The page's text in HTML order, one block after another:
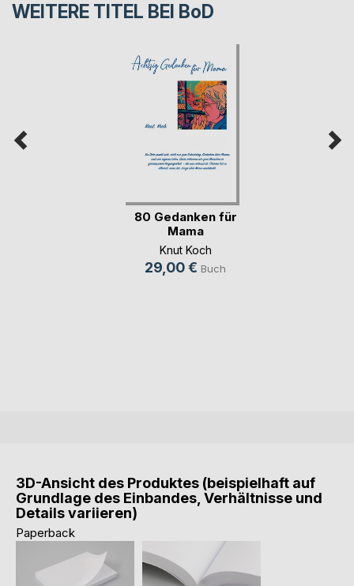
WEITERE TITEL BEI BoD
80 Gedanken für
Mama
Knut Koch
29,00 € Buch
3D-Ansicht des Produktes (beispielhaft auf
Grundlage des Einbandes, Verhältnisse und
Details variieren)
Paperback